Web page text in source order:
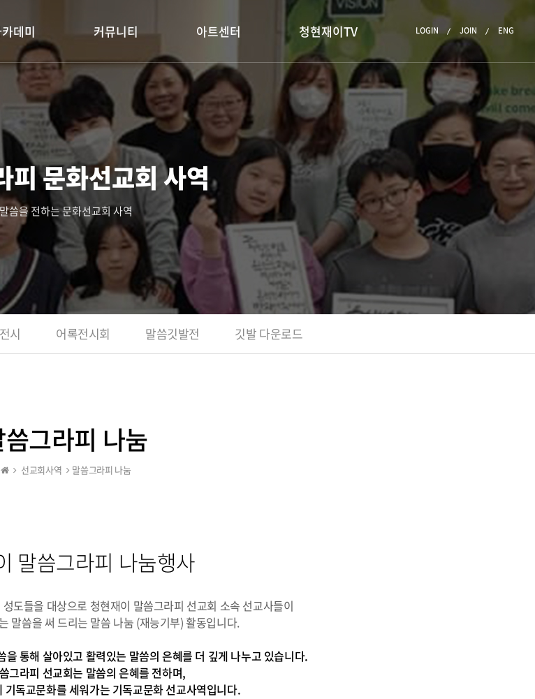
LOGIN JOIN ENG
데미 커뮤니티 아트센터 청현재이TV
피 문화선교회 사역
말씀을 전하는 문화선교회 사역
시 어록전시회 말씀깃발전 깃발 다운로드
씀그라피 나눔
선교회사역 말씀그라피 나눔
말씀그라피 나눔행사
도들을 대상으로 청현재이 말씀그라피 선교회 소속 선교사들이
말씀을 써 드리는 말씀 나눔 (재능기부) 활동입니다.
통해 살아있고 활력있는 말씀의 은혜를 더 깊게 나누고 있습니다.
그라피 선교회는 말씀의 은혜를 전하며,
기독교문화를 세워가는 기독교문화 선교사역입니다.